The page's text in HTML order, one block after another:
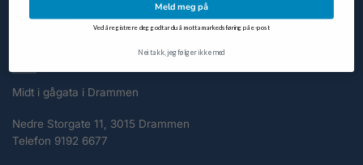
Kontakt oss
Midt i gågata i Drammen
Nedre Storgate 11, 3015 Drammen
Telefon 9192 6677
Meld meg på
Ved å registrere deg godtar du å motta markedsføring på e-post
Nei takk, jeg følger ikke med